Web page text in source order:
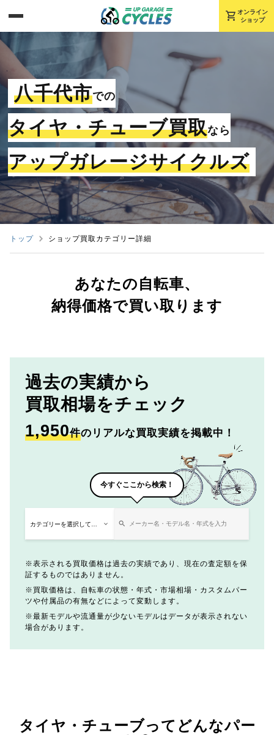
shopping_cart オンライン
ショップ
八千代市での
タイヤ・チューブ買取なら
アップガレージサイクルズ
トップ ショップ買取カテゴリー詳細
あなたの自転車、
納得価格で買い取ります
過去の実績から
買取相場をチェック
1,950件のリアルな買取実績を掲載中！
今すぐここから検索！
表示される買取価格は過去の実績であり、現在の査定額を保
証するものではありません。
買取価格は、自転車の状態・年式・市場相場・カスタムパー
ツや付属品の有無などによって変動します。
最新モデルや流通量が少ないモデルはデータが表示されない
場合があります。
タイヤ・チューブってどんなパー